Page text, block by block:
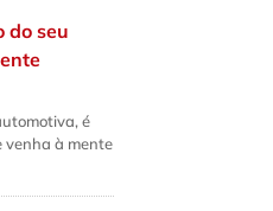
evitar
estrada
do seu
é
venha à mente